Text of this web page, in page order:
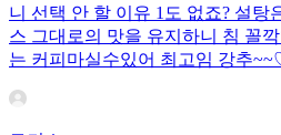
니 선택 안 할 이유 1도 없죠? 설탕
스 그대로의 맛을 유지하니 침 꼴
는 커피마실수있어 최고임 강